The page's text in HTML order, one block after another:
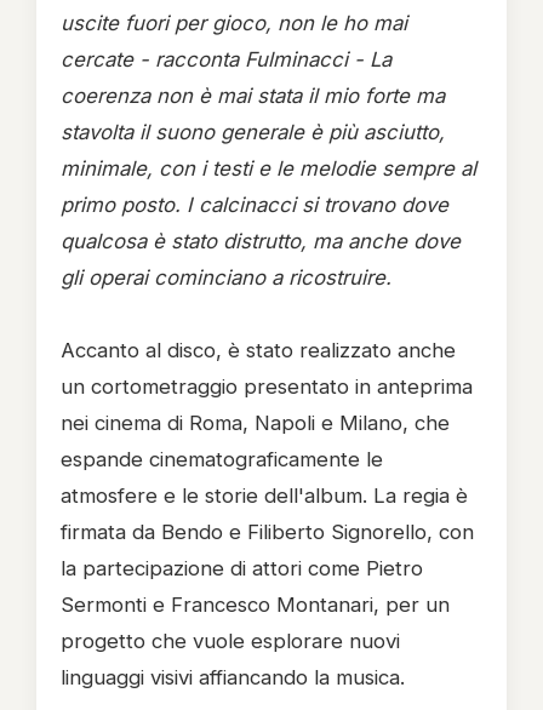
uscite fuori per gioco, non le ho mai
cercate - racconta Fulminacci - La
coerenza non è mai stata il mio forte ma
stavolta il suono generale è più asciutto,
minimale, con i testi e le melodie sempre al
primo posto. I calcinacci si trovano dove
qualcosa è stato distrutto, ma anche dove
gli operai cominciano a ricostruire.
Accanto al disco, è stato realizzato anche
un cortometraggio presentato in anteprima
nei cinema di Roma, Napoli e Milano, che
espande cinematograficamente le
atmosfere e le storie dell'album. La regia è
firmata da Bendo e Filiberto Signorello, con
la partecipazione di attori come Pietro
Sermonti e Francesco Montanari, per un
progetto che vuole esplorare nuovi
linguaggi visivi affiancando la musica.